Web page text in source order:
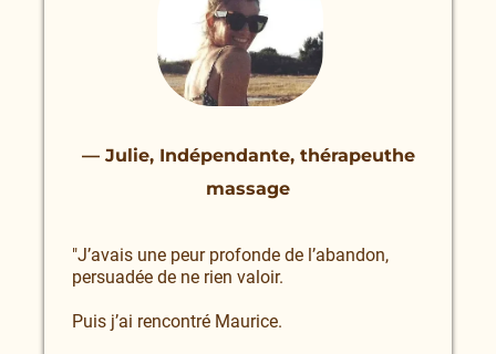
— Julie, Indépendante, thérapeuthe
massage
"J’avais une peur profonde de l’abandon,
persuadée de ne rien valoir.
Puis j’ai rencontré Maurice.